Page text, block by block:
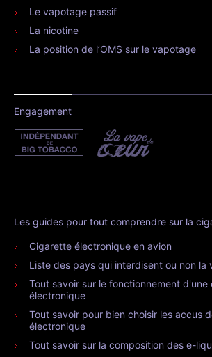
Le vapotage passif
La nicotine
La position de l’OMS sur le vapotage
Engagement
Les guides pour tout comprendre sur la
Cigarette électronique en avion
Liste des pays qui interdisent ou non la
Tout savoir sur le fonctionnement d'une
électronique
Tout savoir pour bien choisir les accus
électronique
Tout savoir sur la composition des e-